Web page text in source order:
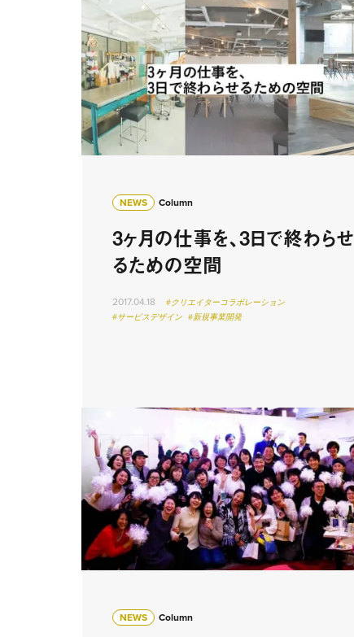
NEWS Column
3ヶ月の仕事を、3日で終わらせ
るための空間
2017.04.18
#クリエイターコラボレーション
#サービスデザイン
#新規事業開発
NEWS Column